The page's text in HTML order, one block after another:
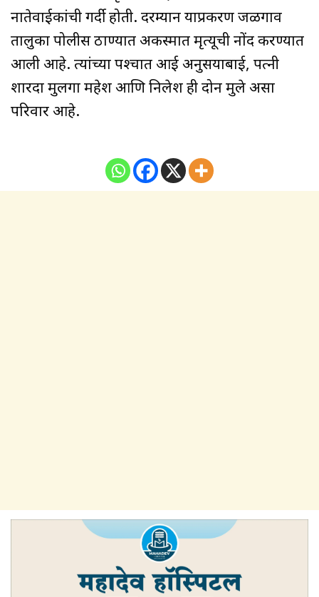
नातेवाईकांची गर्दी होती. दरम्यान याप्रकरण जळगाव
तालुका पोलीस ठाण्यात अकस्मात मृत्यूची नोंद करण्यात
आली आहे. त्यांच्या पश्चात आई अनुसयाबाई, पत्नी
शारदा मुलगा महेश आणि निलेश ही दोन मुले असा
परिवार आहे.